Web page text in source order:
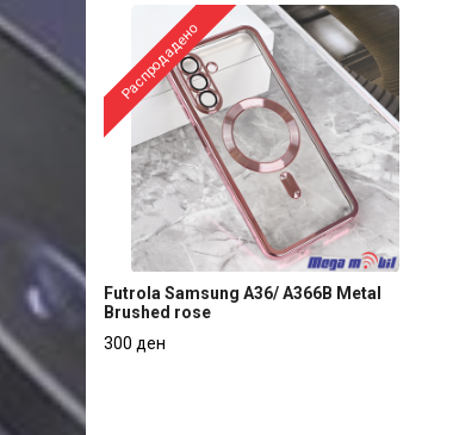
Распродадено
Futrola Samsung A36/ A366B Metal
Futrola Samsung A36/ A366B Metal
Brushed rose
300 ден